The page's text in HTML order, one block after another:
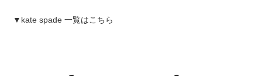
▼kate spade 一覧はこちら